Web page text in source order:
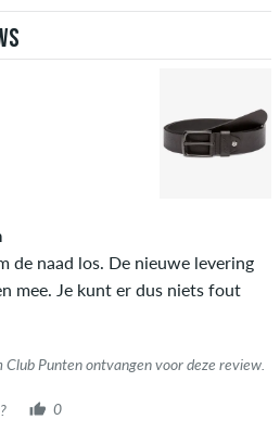
de naad los. De nieuwe levering
mee. Je kunt er dus niets fout
Punten ontvangen voor deze review.
0